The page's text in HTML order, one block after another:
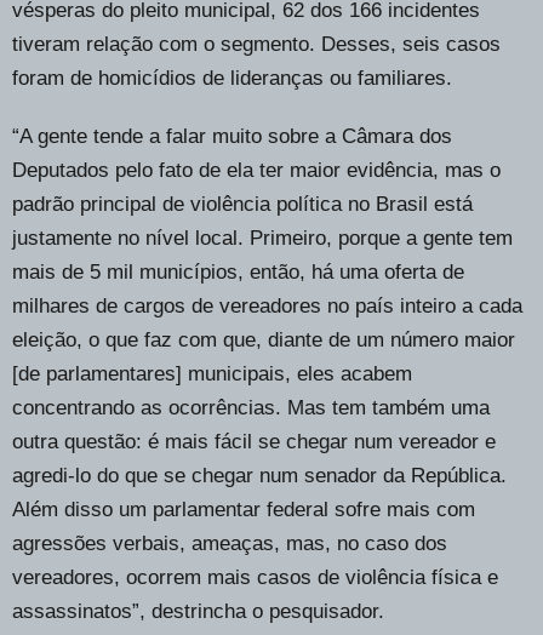
vésperas do pleito municipal, 62 dos 166 incidentes
tiveram relação com o segmento. Desses, seis casos
foram de homicídios de lideranças ou familiares.
“A gente tende a falar muito sobre a Câmara dos
Deputados pelo fato de ela ter maior evidência, mas o
padrão principal de violência política no Brasil está
justamente no nível local. Primeiro, porque a gente tem
mais de 5 mil municípios, então, há uma oferta de
milhares de cargos de vereadores no país inteiro a cada
eleição, o que faz com que, diante de um número maior
[de parlamentares] municipais, eles acabem
concentrando as ocorrências. Mas tem também uma
outra questão: é mais fácil se chegar num vereador e
agredi-lo do que se chegar num senador da República.
Além disso um parlamentar federal sofre mais com
agressões verbais, ameaças, mas, no caso dos
vereadores, ocorrem mais casos de violência física e
assassinatos”, destrincha o pesquisador.